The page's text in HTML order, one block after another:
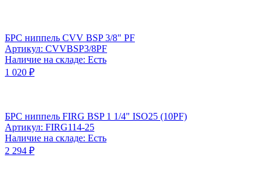
БРС ниппель CVV BSP 3/8" PF
Артикул: CVVBSP3/8PF
Наличие на складе: Есть
1 020 ₽
БРС ниппель FIRG BSP 1 1/4" ISO25 (10PF)
Артикул: FIRG114-25
Наличие на складе: Есть
2 294 ₽